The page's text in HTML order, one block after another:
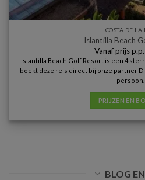
COSTA DE LA
Islantilla Beach
Vanaf prijs p.p.
Islantilla Beach Golf Resort is een 4
boekt deze reis direct bij onze partner D-
persoon.
PRIJZEN EN
BLOG